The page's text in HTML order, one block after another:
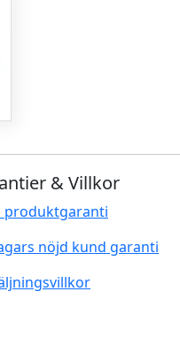
& Villkor
produktgaranti
nöjd kund garanti